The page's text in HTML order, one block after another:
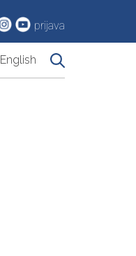
prijava
English